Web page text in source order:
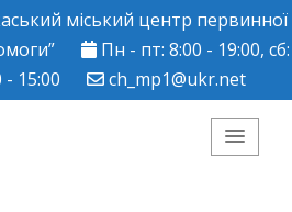
міський центр первинної
Пн - пт: 8:00 - 19:00, сб:
- 15:00
ch_mp1@ukr.net